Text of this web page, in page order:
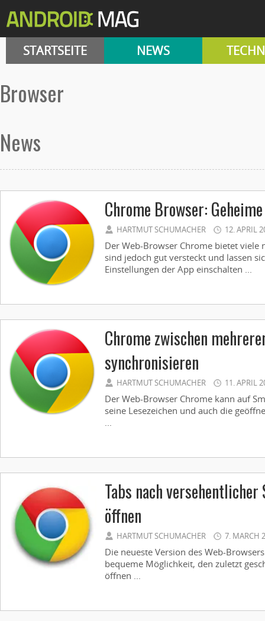
STARTSEITE NEWS
Browser
News
Chrome Browser:
HARTMUT SCHUMACHER 12. APRIL
Der Web-Browser Chrome bietet viele
sind jedoch gut versteckt und lassen
Einstellungen der App einschalten ...
Chrome zwischen
synchronisieren
HARTMUT SCHUMACHER 11. APRIL
Der Web-Browser Chrome kann auf
seine Lesezeichen und auch die
...
Tabs nach
öffnen
HARTMUT SCHUMACHER 7. MARCH
Die neueste Version des Web-
bequeme Möglichkeit, den zuletzt
öffnen ...